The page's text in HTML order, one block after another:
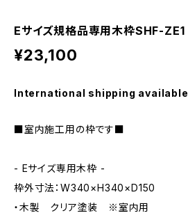
Eサイズ規格品専用木枠SHF-ZE1
¥23,100
International shipping available
■室内施工用の枠です■
- Eサイズ専用木枠 -
枠外寸法：W340×H340×D150
・木製 クリア塗装 ※室内用